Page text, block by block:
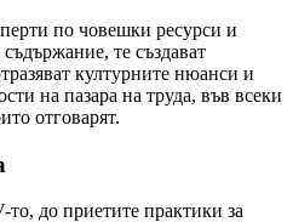
по човешки ресурси и
те създават
културните нюанси и
на пазара на труда, във всеки
отговарят.
до приетите практики за